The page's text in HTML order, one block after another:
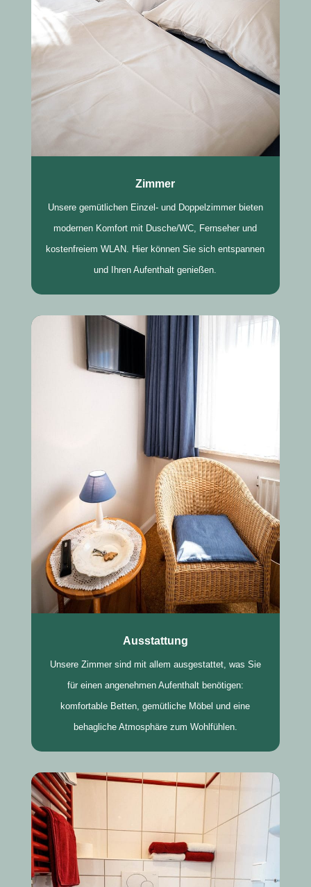
Zimmer
Unsere gemütlichen Einzel- und Doppelzimmer bieten
modernen Komfort mit Dusche/WC, Fernseher und
kostenfreiem WLAN. Hier können Sie sich entspannen
und Ihren Aufenthalt genießen.
Ausstattung
Unsere Zimmer sind mit allem ausgestattet, was Sie
für einen angenehmen Aufenthalt benötigen:
komfortable Betten, gemütliche Möbel und eine
behagliche Atmosphäre zum Wohlfühlen.